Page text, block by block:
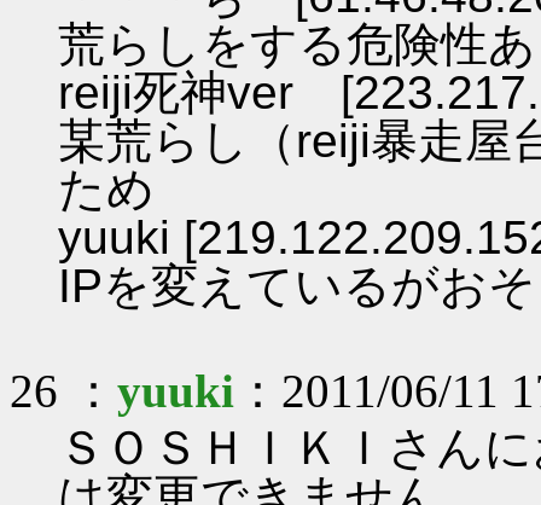
荒らしをする危険性
reiji死神ver
某荒らし（reiji暴走屋
ため
yuuki
IPを変えているがお
26 ： yuuki ：2011/06/11
ＳＯＳＨＩＫＩさん